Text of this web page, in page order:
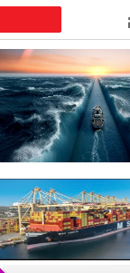
TAYK -